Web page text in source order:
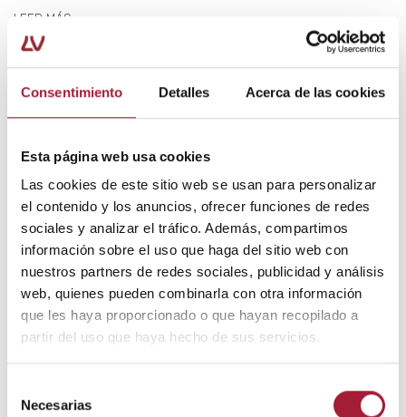
Consentimiento Detalles Acerca de las cookies
Esta página web usa cookies
Las cookies de este sitio web se usan para personalizar
el contenido y los anuncios, ofrecer funciones de redes
sociales y analizar el tráfico. Además, compartimos
información sobre el uso que haga del sitio web con
nuestros partners de redes sociales, publicidad y análisis
web, quienes pueden combinarla con otra información
que les haya proporcionado o que hayan recopilado a
partir del uso que haya hecho de sus servicios.
Necesarias
LEER MÁS
CUIDADO DE LA PIEL